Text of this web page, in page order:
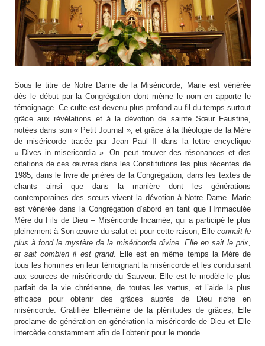
Sous le titre de Notre Dame de la Miséricorde, Marie est vénérée
dès le début par la Congrégation dont même le nom en apporte le
témoignage. Ce culte est devenu plus profond au fil du temps surtout
grâce aux révélations et à la dévotion de sainte Sœur Faustine,
notées dans son « Petit Journal », et grâce à la théologie de la Mère
de miséricorde tracée par Jean Paul II dans la lettre encyclique
« Dives in misericordia ». On peut trouver des résonances et des
citations de ces œuvres dans les Constitutions les plus récentes de
1985, dans le livre de prières de la Congrégation, dans les textes de
chants ainsi que dans la manière dont les générations
contemporaines des sœurs vivent la dévotion à Notre Dame. Marie
est vénérée dans la Congrégation d’abord en tant que l’Immaculée
Mère du Fils de Dieu – Miséricorde Incarnée, qui a participé le plus
pleinement à Son œuvre du salut et pour cette raison, Elle connaît le
plus à fond le mystère de la miséricorde divine. Elle en sait le prix,
et sait combien il est grand. Elle est en même temps la Mère de
tous les hommes en leur témoignant la miséricorde et les conduisant
aux sources de miséricorde du Sauveur. Elle est le modèle le plus
parfait de la vie chrétienne, de toutes les vertus, et l’aide la plus
efficace pour obtenir des grâces auprès de Dieu riche en
miséricorde. Gratifiée Elle-même de la plénitudes de grâces, Elle
proclame de génération en génération la miséricorde de Dieu et Elle
intercède constamment afin de l’obtenir pour le monde.